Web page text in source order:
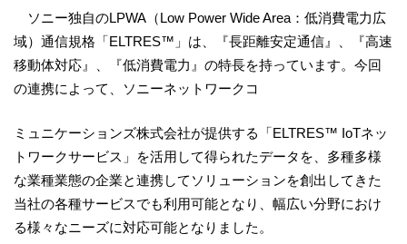
ソニー独自のLPWA（Low Power Wide Area：低消費電力広
域）通信規格「ELTRES™」は、『長距離安定通信』、『高速
移動体対応』、『低消費電力』の特長を持っています。今回
の連携によって、ソニーネットワークコ
ミュニケーションズ株式会社が提供する「ELTRES™ IoTネッ
トワークサービス」を活用して得られたデータを、多種多様
な業種業態の企業と連携してソリューションを創出してきた
当社の各種サービスでも利用可能となり、幅広い分野におけ
る様々なニーズに対応可能となりました。